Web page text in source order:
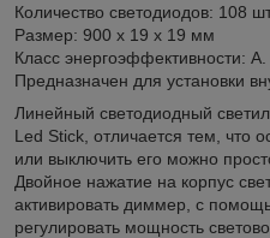
Количество свет­­­одиодов: 108
Размер: 900 х 19 х 19 мм
Класс энергоэффективности: А.
Предназначен для установки
Линейный светодиодный
Led Stick, отличается тем, что
или выключить его можно
Двойное нажатие на корпус
активировать диммер, с
регулировать мощность